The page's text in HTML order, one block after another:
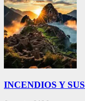
INCENDIOS Y